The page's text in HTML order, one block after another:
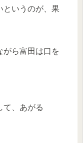
というのが、果
がら富田は口を
て、あがる